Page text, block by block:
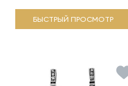
БЫСТРЫЙ ПРОСМОТР